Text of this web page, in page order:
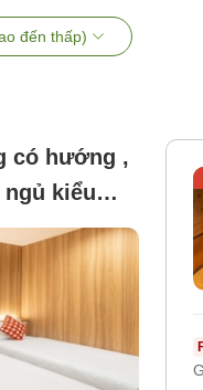
đến thấp)
có hướng ,
kiểu
chính.)